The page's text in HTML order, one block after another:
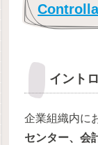
イント
企業組織内に
センター、会